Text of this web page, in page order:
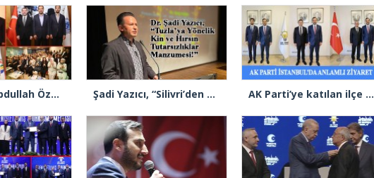
İl Başkanı Abdullah Özdemir: “AK Parti’nin kapısı milletine hizmet etmek isteyen herkese açıktır” Şadi Yazıcı, “Silivri’den alınan talimatla hakkımda karalama kampanyası yürütülüyor” AK Parti’ye katılan ilçe belediye başkanlarından İl Başkanı Özdemir’e ziyaret